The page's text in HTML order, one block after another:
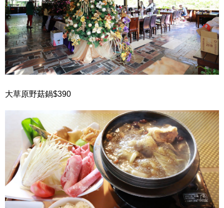
大草原野菇鍋$390